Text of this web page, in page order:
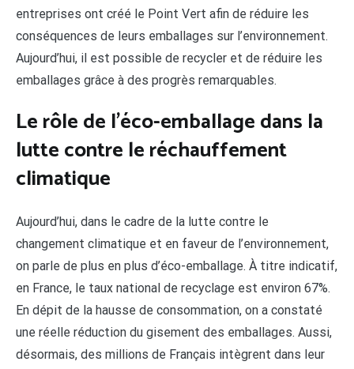
entreprises ont créé le Point Vert afin de réduire les
conséquences de leurs emballages sur l’environnement.
Aujourd’hui, il est possible de recycler et de réduire les
emballages grâce à des progrès remarquables.
Le rôle de l’éco-emballage dans la
lutte contre le réchauffement
climatique
Aujourd’hui, dans le cadre de la lutte contre le
changement climatique et en faveur de l’environnement,
on parle de plus en plus d’éco-emballage. À titre indicatif,
en France, le taux national de recyclage est environ 67%.
En dépit de la hausse de consommation, on a constaté
une réelle réduction du gisement des emballages. Aussi,
désormais, des millions de Français intègrent dans leur